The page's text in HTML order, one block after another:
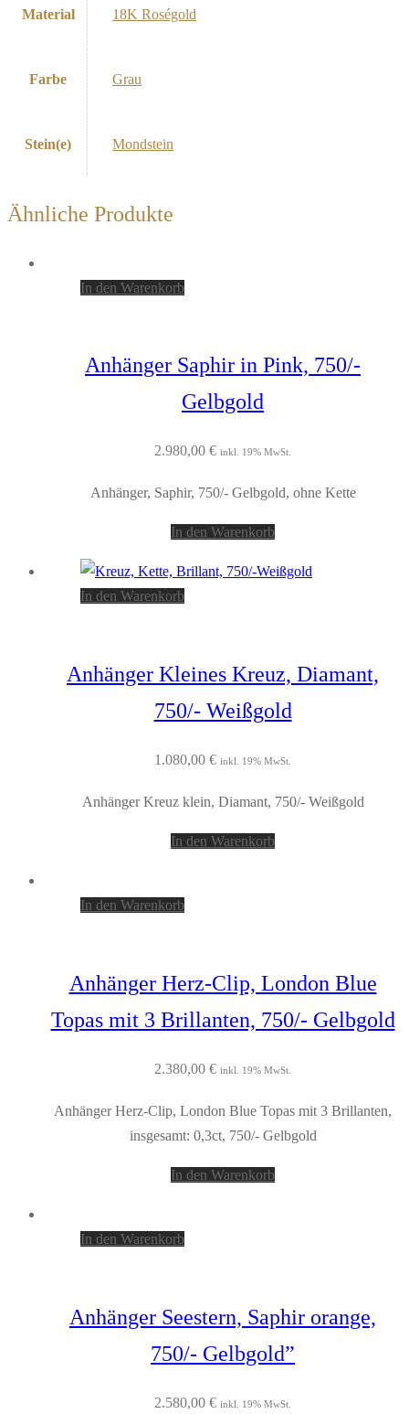
Material 18K Roségold
Farbe Grau
Stein(e) Mondstein
Ähnliche Produkte
In den Warenkorb
Anhänger Saphir in Pink, 750/-
Gelbgold
2.980,00 € inkl. 19% MwSt.
Anhänger, Saphir, 750/- Gelbgold, ohne Kette
In den Warenkorb
In den Warenkorb
Anhänger Kleines Kreuz, Diamant,
750/- Weißgold
1.080,00 € inkl. 19% MwSt.
Anhänger Kreuz klein, Diamant, 750/- Weißgold
In den Warenkorb
In den Warenkorb
Anhänger Herz-Clip, London Blue
Topas mit 3 Brillanten, 750/- Gelbgold
2.380,00 € inkl. 19% MwSt.
Anhänger Herz-Clip, London Blue Topas mit 3 Brillanten,
insgesamt: 0,3ct, 750/- Gelbgold
In den Warenkorb
In den Warenkorb
Anhänger Seestern, Saphir orange,
750/- Gelbgold”
2.580,00 € inkl. 19% MwSt.